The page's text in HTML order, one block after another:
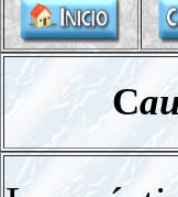
C